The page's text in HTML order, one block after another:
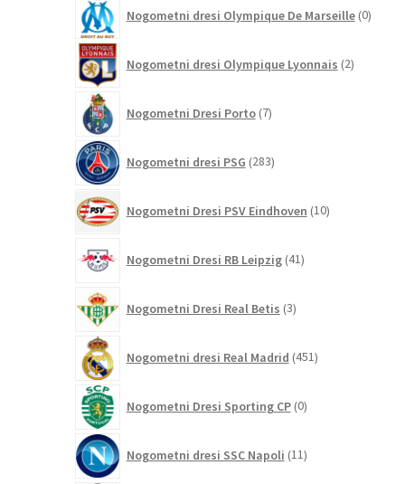
Nogometni dresi Olympique De Marseille 0
Nogometni dresi Olympique Lyonnais 2izdelka
Nogometni Dresi Porto 7izdelkov
Nogometni dresi PSG 283izdelkov
Nogometni Dresi PSV Eindhoven 10izdelkov
Nogometni Dresi RB Leipzig 41izdelkov
Nogometni Dresi Real Betis 3izdelki
Nogometni dresi Real Madrid 451izdelkov
Nogometni Dresi Sporting CP 0izdelkov
Nogometni dresi SSC Napoli 11izdelkov